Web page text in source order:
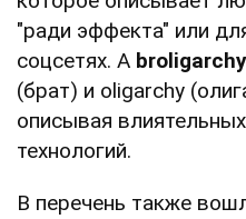
"ради эффекта" или
соцсетях. А broligarchy
(брат) и oligarchy
описывая
технологий.
В перечень также